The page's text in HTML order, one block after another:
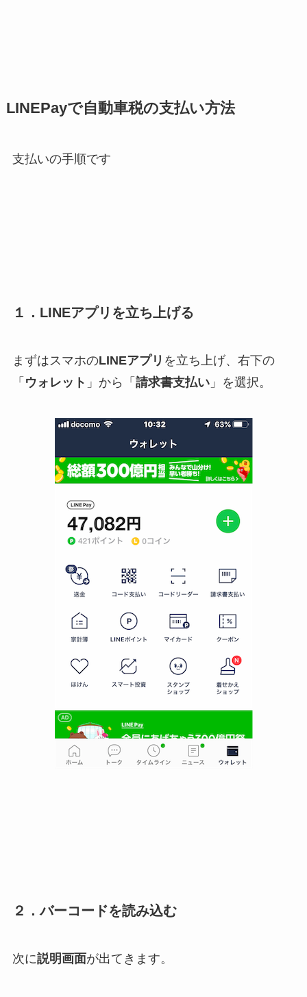
LINEPayで自動車税の支払い方法
支払いの手順です
１．LINEアプリを立ち上げる
まずはスマホのLINEアプリ を立ち上げ、右下の
「 ウォレット 」から「 請求書支払い」を選択。
２．バーコードを読み込む
次に説明画面が出てきます。